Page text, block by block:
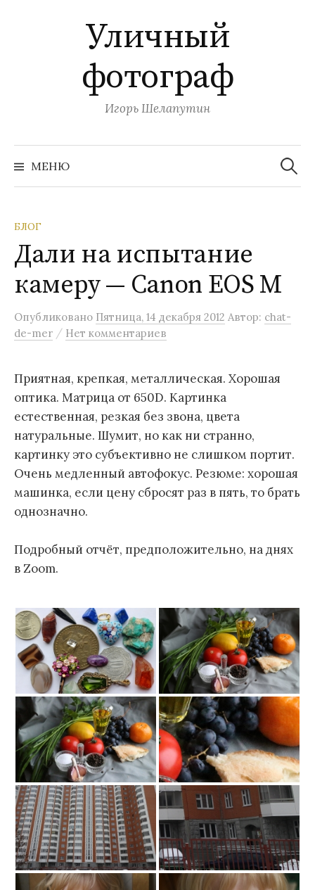
к
с
ж
м
о
м
Уличный
фотограф
Игорь Шелапутин
МЕНЮ а
й
БЛОГ
Дали на испытание
камеру — Canon EOS M
Опубликовано Пятница, 14 декабря 2012 Автор: chat-
de-mer / Нет комментариев
Приятная, крепкая, металлическая. Хорошая
оптика. Матрица от 650D. Картинка
естественная, резкая без звона, цвета
натуральные. Шумит, но как ни странно,
картинку это субъективно не слишком портит.
Очень медленный автофокус. Резюме: хорошая
машинка, если цену сбросят раз в пять, то брать
однозначно.
Подробный отчёт, предположительно, на днях
в Zoom.